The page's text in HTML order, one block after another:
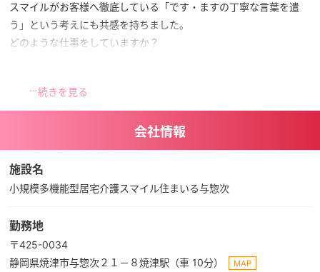
スマイルがお客様へ徹底している「です・ますの丁寧な言葉を遣
う」という考えにも共感を持ちました。
どのような仕事をしていますか？
動をされる方もいらっしゃいます。
午後からは体操やレクリエーションがあり、楽しく身体を動かして
いただくお手伝いをしています。
私自身、休日は好きなスポーツして過ごしているので、とても楽し
くお仕事しています。
続きを見る
会社情報
施設名
小規模多機能型居宅介護スマイル住まいる与惣次
勤務地
〒425-0034
静岡県焼津市与惣次２１－８焼津駅（車 10分）
MAP